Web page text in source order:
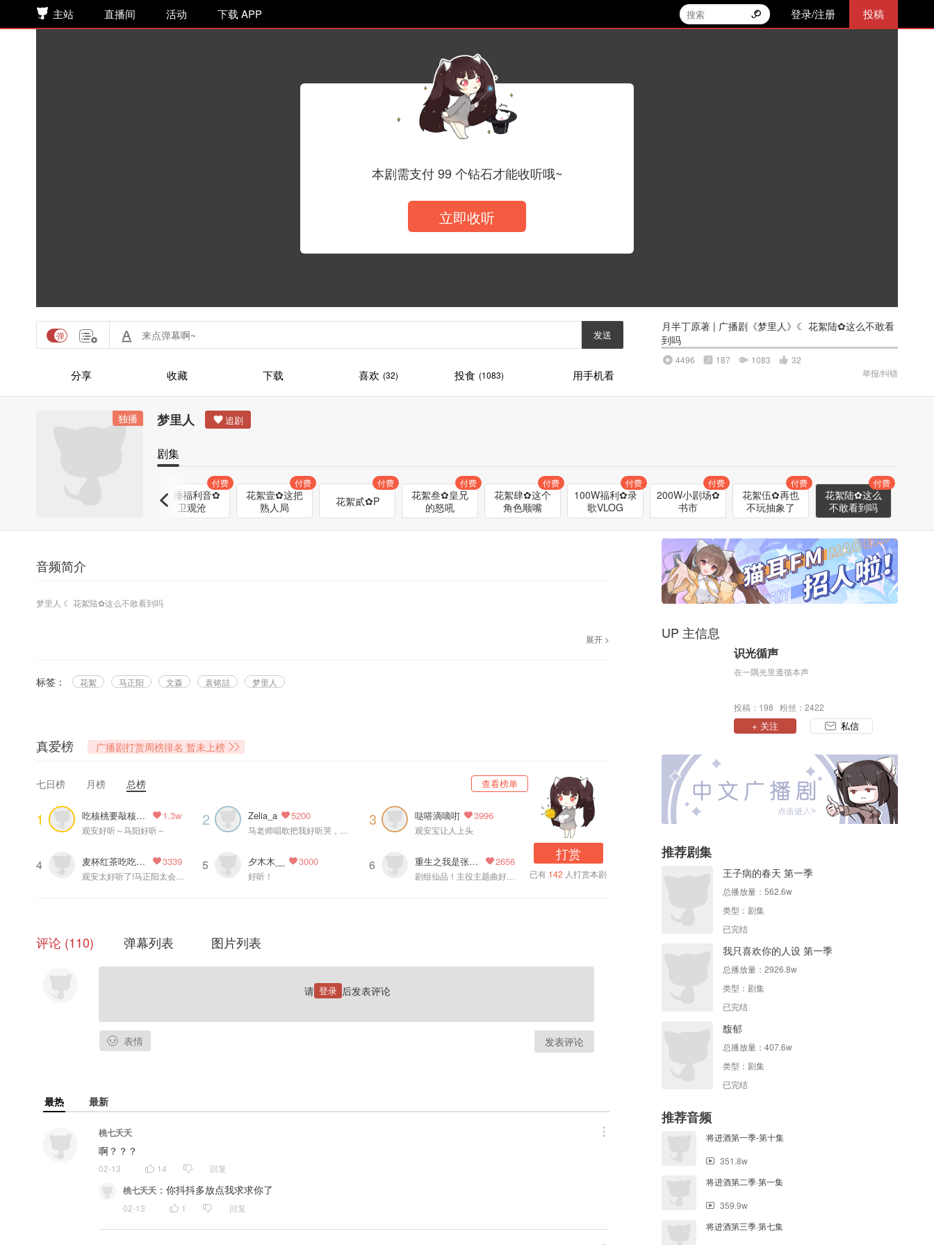
主站 直播间 活动 下载 APP 登录/注册 投稿
月半丁原著 | 广播剧《梦里人》☾ 花絮陆✿这么不敢看到吗
本剧需支付 99 个钻石才能收听哦~
立即收听
发送
分享 收藏 下载 喜欢 (32) 投食 (1083) 用手机看
月半丁原著 | 广播剧《梦里人》☾ 花絮陆✿这么不敢看
到吗
4496 187 1083
32
举报/纠错
独播 梦里人
剧集
哄睡福利音✿
卫观沧
付费
花絮壹✿这把
熟人局
付费
花絮貳✿P
付费
花絮叁✿皇兄
的怒吼
付费
花絮肆✿这个
角色顺嘴
付费
100W福利✿录
歌VLOG
付费
200W小剧场✿
书市
付费
花絮伍✿再也
不玩抽象了
付费
花絮陆✿这么
不敢看到吗
付费
音频简介
梦里人 ☾ 花絮陆✿这么不敢看到吗
文森@文火炖森蘑
录音师
音频制作：小九@箫玖吖
字幕组：@OCIR·字幕组
展开 >
标签： 花絮 马正阳 文森 袁铭喆 梦里人
真爱榜 广播剧打赏周榜排名 暂未上榜
七日榜 月榜 总榜 查看榜单
1 吃核桃要敲核桃壳 1.3w
观安好听～马阳好听～
2 Zelia_a 5200 3 哒嗒滴嘀咑 3996
观安宝让人上头
4 麦杯红茶吃吃美食 3339 5 夕木木__ 3000
好听！
6 重生之我是张亦可 2656
剧组仙品！主役主题曲好听！马马多唱！
打赏
已有 142 人打赏本剧
评论 110 弹幕列表 图片列表
请 登录 后发表评论
表情 发表评论
最热 最新
桃七夭夭
啊？？？
02-13 14 回复
桃七夭夭 ： 你抖抖多放点我求求你了
02-13 1 回复
UP 主信息
识光循声
在一隅光里遵循本声
投稿：198 粉丝：2422
+ 关注 私信
推荐剧集
王子病的春天 第一季
总播放量： 562.6w
类型： 剧集
已完结
我只喜欢你的人设 第一季
总播放量： 2926.8w
类型： 剧集
已完结
馥郁
总播放量： 407.6w
类型： 剧集
已完结
推荐音频
将进酒第一季-第十集
351.8w
将进酒第二季·第一集
359.9w
将进酒第三季·第七集